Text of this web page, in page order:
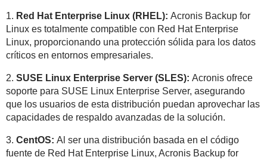
1. Red Hat Enterprise Linux (RHEL): Acronis Backup for
Linux es totalmente compatible con Red Hat Enterprise
Linux, proporcionando una protección sólida para los datos
críticos en entornos empresariales.
2. SUSE Linux Enterprise Server (SLES): Acronis ofrece
soporte para SUSE Linux Enterprise Server, asegurando
que los usuarios de esta distribución puedan aprovechar las
capacidades de respaldo avanzadas de la solución.
3. CentOS: Al ser una distribución basada en el código
fuente de Red Hat Enterprise Linux, Acronis Backup for